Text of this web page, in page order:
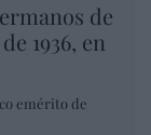
de
1936, en
emérito de